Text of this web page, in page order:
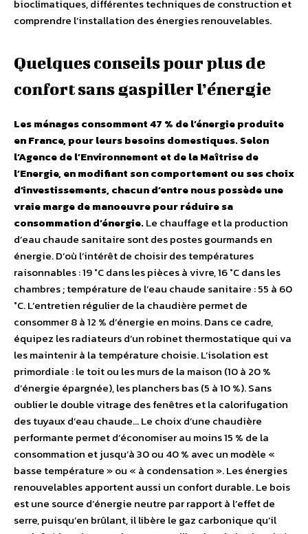
bioclimatiques, différentes techniques de construction et
comprendre l’installation des énergies renouvelables.
Quelques conseils pour plus de
confort sans gaspiller l’énergie
Les ménages consomment 47 % de l’énergie produite
en France, pour leurs besoins domestiques. Selon
l’Agence de l’Environnement et de la Maîtrise de
l’Energie, en modifiant son comportement ou ses choix
d’investissements, chacun d’entre nous possède une
vraie marge de manoeuvre pour réduire sa
consommation d’énergie.Le chauffage et la production
d’eau chaude sanitaire sont des postes gourmands en
énergie. D’où l’intérêt de choisir des températures
raisonnables : 19 °C dans les pièces à vivre, 16 °C dans les
chambres ; température de l’eau chaude sanitaire : 55 à 60
°C. L’entretien régulier de la chaudière permet de
consommer 8 à 12 % d’énergie en moins. Dans ce cadre,
équipez les radiateurs d’un robinet thermostatique qui va
les maintenir à la température choisie. L’isolation est
primordiale : le toit ou les murs de la maison (10 à 20 %
d’énergie épargnée), les planchers bas (5 à 10 %). Sans
oublier le double vitrage des fenêtres et la calorifugation
des tuyaux d’eau chaude… Le choix d’une chaudière
performante permet d’économiser au moins 15 % de la
consommation et jusqu’à 30 ou 40 % avec un modèle «
basse température » ou « à condensation ». Les énergies
renouvelables apportent aussi un confort durable. Le bois
est une source d’énergie neutre par rapport à l’effet de
serre, puisqu’en brûlant, il libère le gaz carbonique qu’il